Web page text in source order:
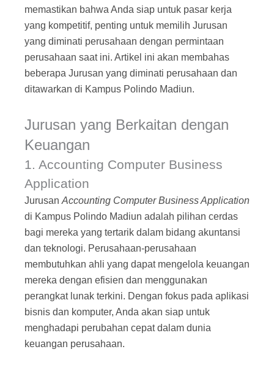
memastikan bahwa Anda siap untuk pasar kerja
yang kompetitif, penting untuk memilih Jurusan
yang diminati perusahaan dengan permintaan
perusahaan saat ini. Artikel ini akan membahas
beberapa Jurusan yang diminati perusahaan dan
ditawarkan di Kampus Polindo Madiun.
Jurusan yang Berkaitan dengan
Keuangan
1. Accounting Computer Business
Application
Jurusan Accounting Computer Business Application
di Kampus Polindo Madiun adalah pilihan cerdas
bagi mereka yang tertarik dalam bidang akuntansi
dan teknologi. Perusahaan-perusahaan
membutuhkan ahli yang dapat mengelola keuangan
mereka dengan efisien dan menggunakan
perangkat lunak terkini. Dengan fokus pada aplikasi
bisnis dan komputer, Anda akan siap untuk
menghadapi perubahan cepat dalam dunia
keuangan perusahaan.